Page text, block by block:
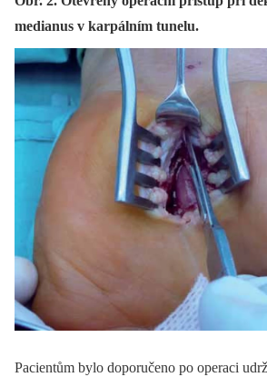
medianus v karpálním tunelu.
Pacientům bylo doporučeno po operaci